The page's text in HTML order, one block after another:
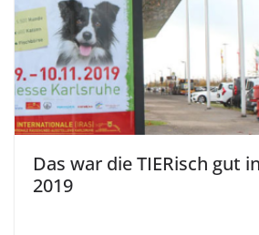
Das war die TIERisch gut
2019